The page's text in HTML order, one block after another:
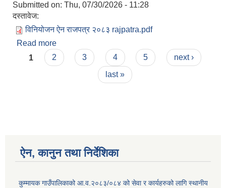
Submitted on: Thu, 07/30/2026 - 11:28
दस्तावेज:
विनियोजन ऐन राजपत्र २०८३ rajpatra.pdf
Read more
र कार्यहरुको लागि स्थानीय सञ्चित कोषबाट केही रकम खर्च
गर्ने र विनियोजन गर्ने सम्बन्धमा व्यवस्था गर्न बनेको ऐन-२०८३
Pages
1 2 3 4 5
next ›
last »
ऐन, कानुन तथा निर्देशिका
कुम्मायक गाउँपालिकाको आ.व.२०८३/०८४ को सेवा र कार्यहरुको लागि स्थानीय